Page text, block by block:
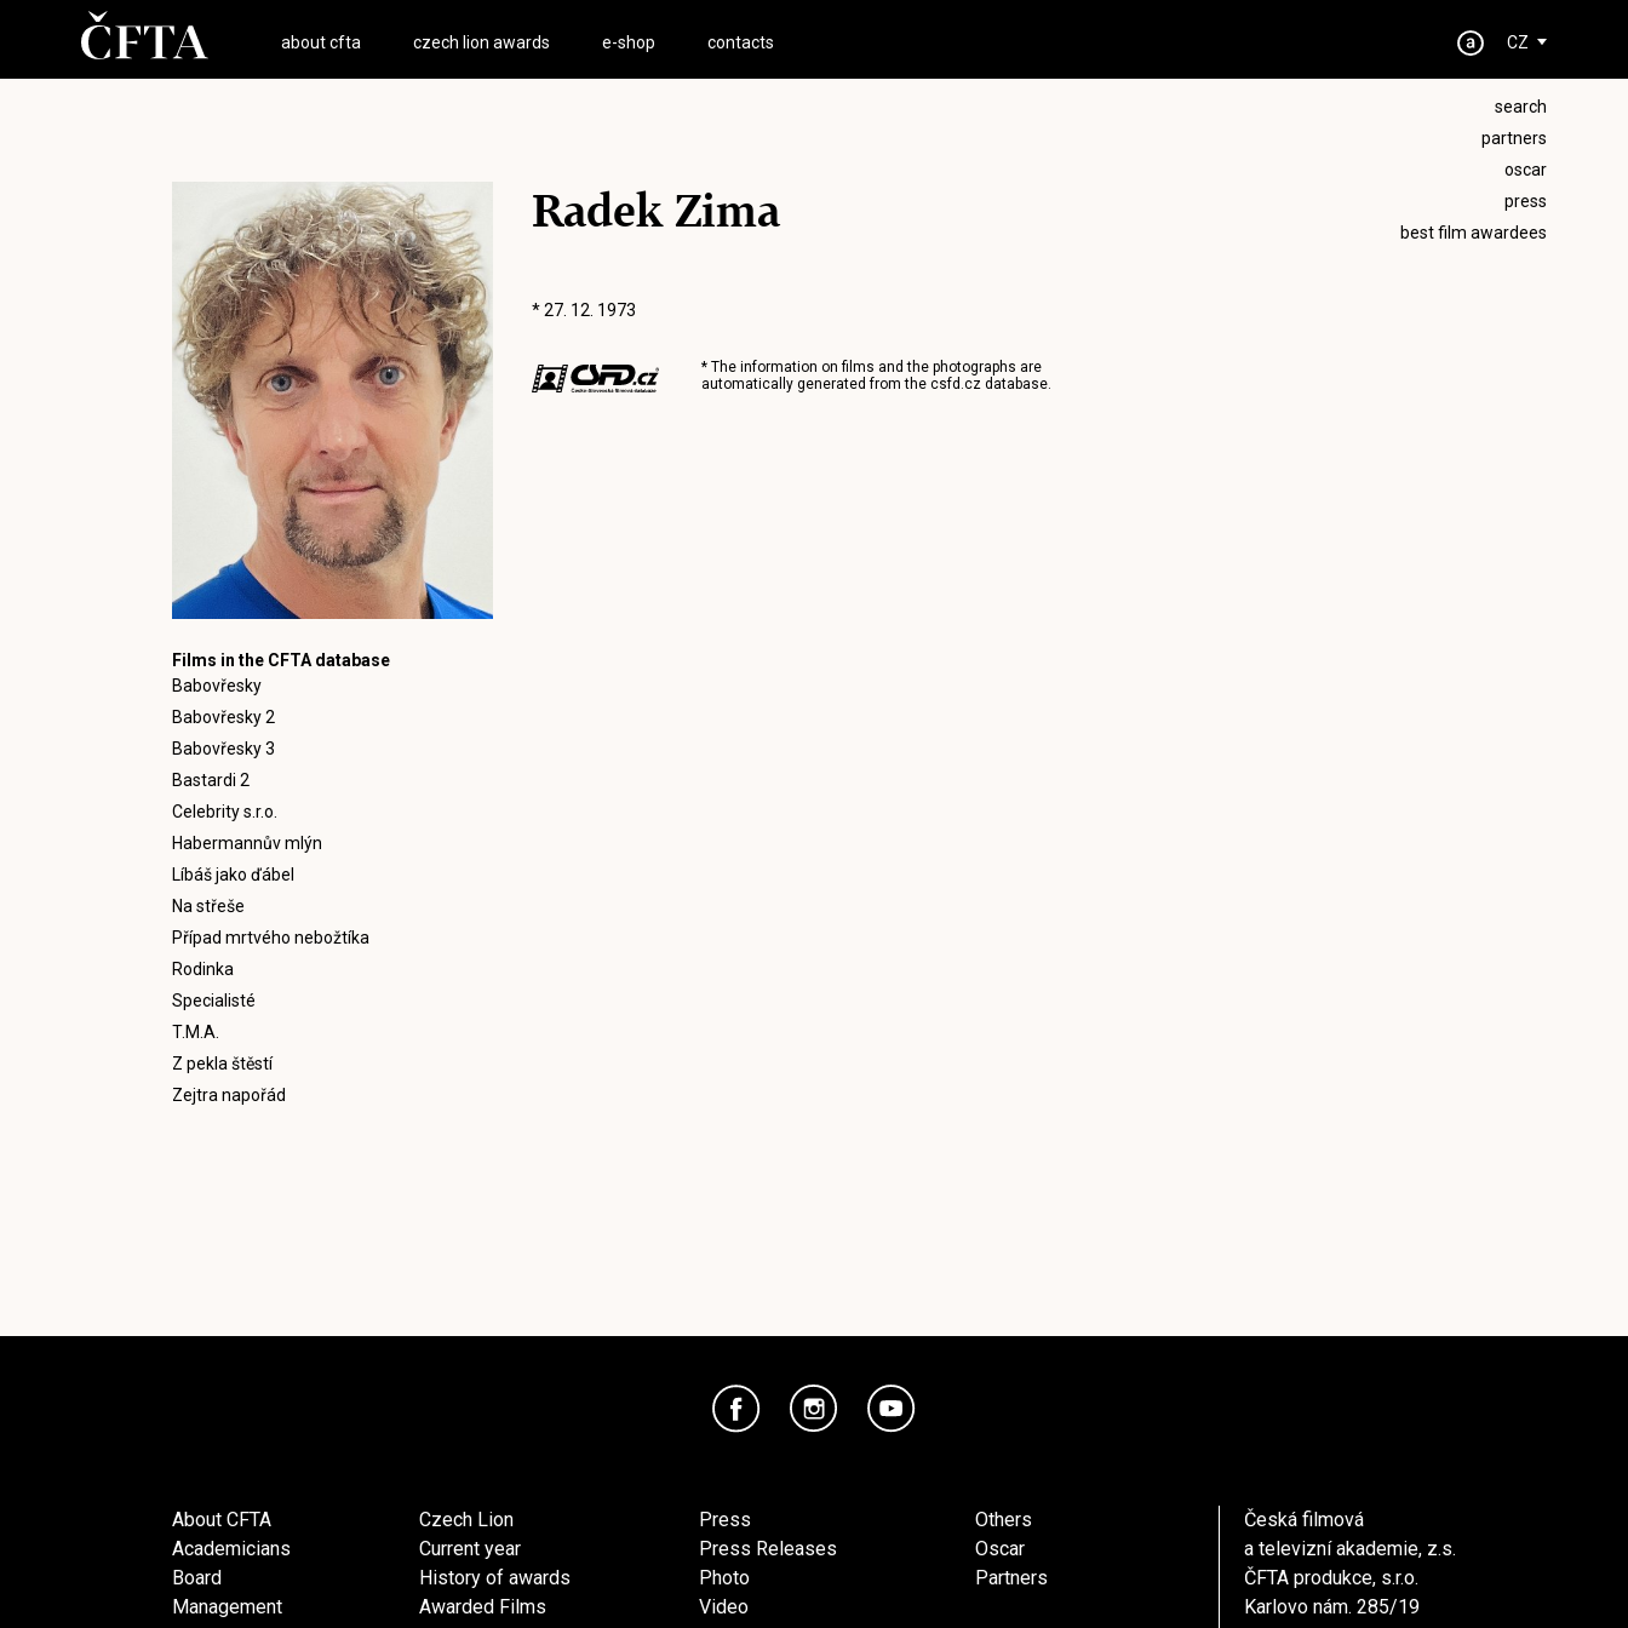
about cfta czech lion awards e-shop contacts CZ
search
partners
oscar
press
best film awardees
Films in the CFTA database
Babovřesky
Babovřesky 2
Babovřesky 3
Bastardi 2
Celebrity s.r.o.
Habermannův mlýn
Líbáš jako ďábel
Na střeše
Případ mrtvého nebožtíka
Rodinka
Specialisté
T.M.A.
Z pekla štěstí
Zejtra napořád
Radek Zima
* 27. 12. 1973
* The information on films and the photographs are
automatically generated from the csfd.czdatabase.
About CFTA
Academicians
Board
Management
Czech Lion
Current year
History of awards
Awarded Films
Press
Press Releases
Photo
Video
Others
Oscar
Partners
Česká filmová
a televizní akademie, z.s.
ČFTA produkce, s.r.o.
Karlovo nám. 285/19